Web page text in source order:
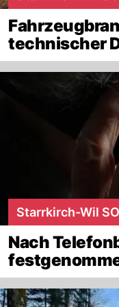
technischer
Starrkirch-Wil SO
Nach